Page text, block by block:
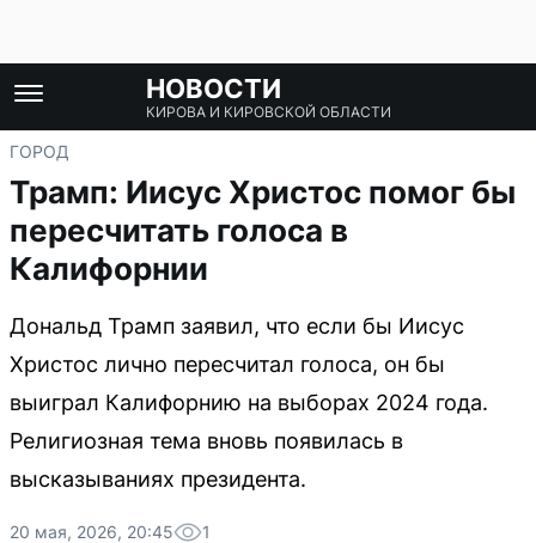
НОВОСТИ
КИРОВА И КИРОВСКОЙ ОБЛАСТИ
ГОРОД
Трамп: Иисус Христос помог бы
пересчитать голоса в
Калифорнии
Дональд Трамп заявил, что если бы Иисус
Христос лично пересчитал голоса, он бы
выиграл Калифорнию на выборах 2024 года.
Религиозная тема вновь появилась в
высказываниях президента.
20 мая, 2026, 20:45 1